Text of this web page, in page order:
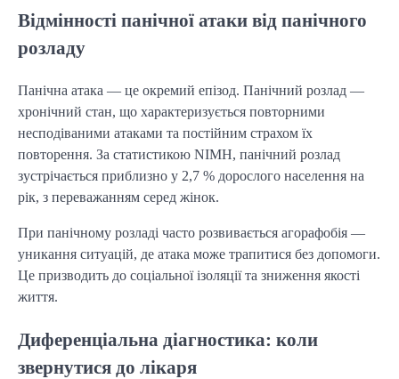
Відмінності панічної атаки від панічного
розладу
Панічна атака — це окремий епізод. Панічний розлад —
хронічний стан, що характеризується повторними
несподіваними атаками та постійним страхом їх
повторення. За статистикою NIMH, панічний розлад
зустрічається приблизно у 2,7 % дорослого населення на
рік, з переважанням серед жінок.
При панічному розладі часто розвивається агорафобія —
уникання ситуацій, де атака може трапитися без допомоги.
Це призводить до соціальної ізоляції та зниження якості
життя.
Диференціальна діагностика: коли
звернутися до лікаря